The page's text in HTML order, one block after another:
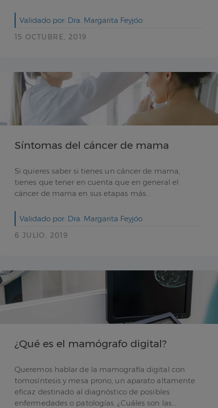
Validado por: Dra. Margarita Feyjóo
15 OCTUBRE, 2019
Síntomas del cáncer de mama
Si quieres saber si tienes un cáncer de mama,
tienes que tener en cuenta que en general el
cáncer de mama en sus etapas más...
Validado por: Dra. Margarita Feyjóo
6 JULIO, 2019
¿Qué es el mamógrafo digital?
Queremos hablar de la mamografía digital con
tomosíntesis y mesa prono, un aparato altamente
eficaz destinado al diagnóstico de posibles
enfermedades o patologías. ¿Cuáles son las...